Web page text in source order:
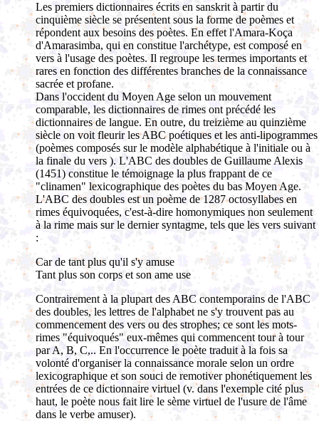
Les premiers dictionnaires écrits en sanskrit à partir du
cinquième siècle se présentent sous la forme de poèmes et
répondent aux besoins des poètes. En effet l'Amara-Koça
d'Amarasimba, qui en constitue l'archétype, est composé en
vers à l'usage des poètes. Il regroupe les termes importants et
rares en fonction des différentes branches de la connaissance
sacrée et profane.
Dans l'occident du Moyen Age selon un mouvement
comparable, les dictionnaires de rimes ont précédé les
dictionnaires de langue. En outre, du treizième au quinzième
siècle on voit fleurir les ABC poétiques et les anti-lipogrammes
(poèmes composés sur le modèle alphabétique à l'initiale ou à
la finale du vers ). L'ABC des doubles de Guillaume Alexis
(1451) constitue le témoignage la plus frappant de ce
"clinamen" lexicographique des poètes du bas Moyen Age.
L'ABC des doubles est un poème de 1287 octosyllabes en
rimes équivoquées, c'est-à-dire homonymiques non seulement
à la rime mais sur le dernier syntagme, tels que les vers suivant
:
Car de tant plus qu'il s'y amuse
Tant plus son corps et son ame use
Contrairement à la plupart des ABC contemporains de l'ABC
des doubles, les lettres de l'alphabet ne s'y trouvent pas au
commencement des vers ou des strophes; ce sont les mots-
rimes "équivoqués" eux-mêmes qui commencent tour à tour
par A, B, C,.. En l'occurrence le poète traduit à la fois sa
volonté d'organiser la connaissance morale selon un ordre
lexicographique et son souci de remotiver phonétiquement les
entrées de ce dictionnaire virtuel (v. dans l'exemple cité plus
haut, le poète nous fait lire le sème virtuel de l'usure de l'âme
dans le verbe amuser).